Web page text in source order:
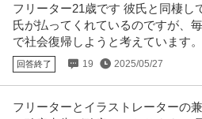
フリーター21歳です 彼氏と同棲し
氏が払ってくれているのですが、
で社会復帰しようと考えています
回答終了 19 2025/05/27
フリーターとイラストレーターの